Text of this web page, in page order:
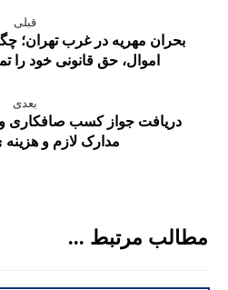
قبلی
بحران مهریه در غرب تهران؛
اموال، حق قانونی خود را
بعدی
دریافت جواز کسب صافکاری
مدارک لازم و هزینه
مطالب مرتبط ...